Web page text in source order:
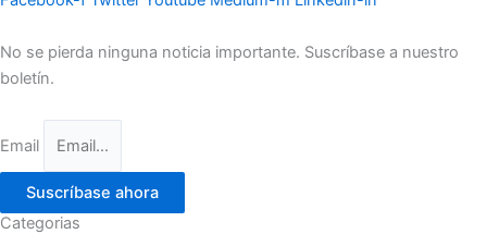
No se pierda ninguna noticia importante. Suscríbase a nuestro
boletín.
Email
Suscríbase ahora
Categorias